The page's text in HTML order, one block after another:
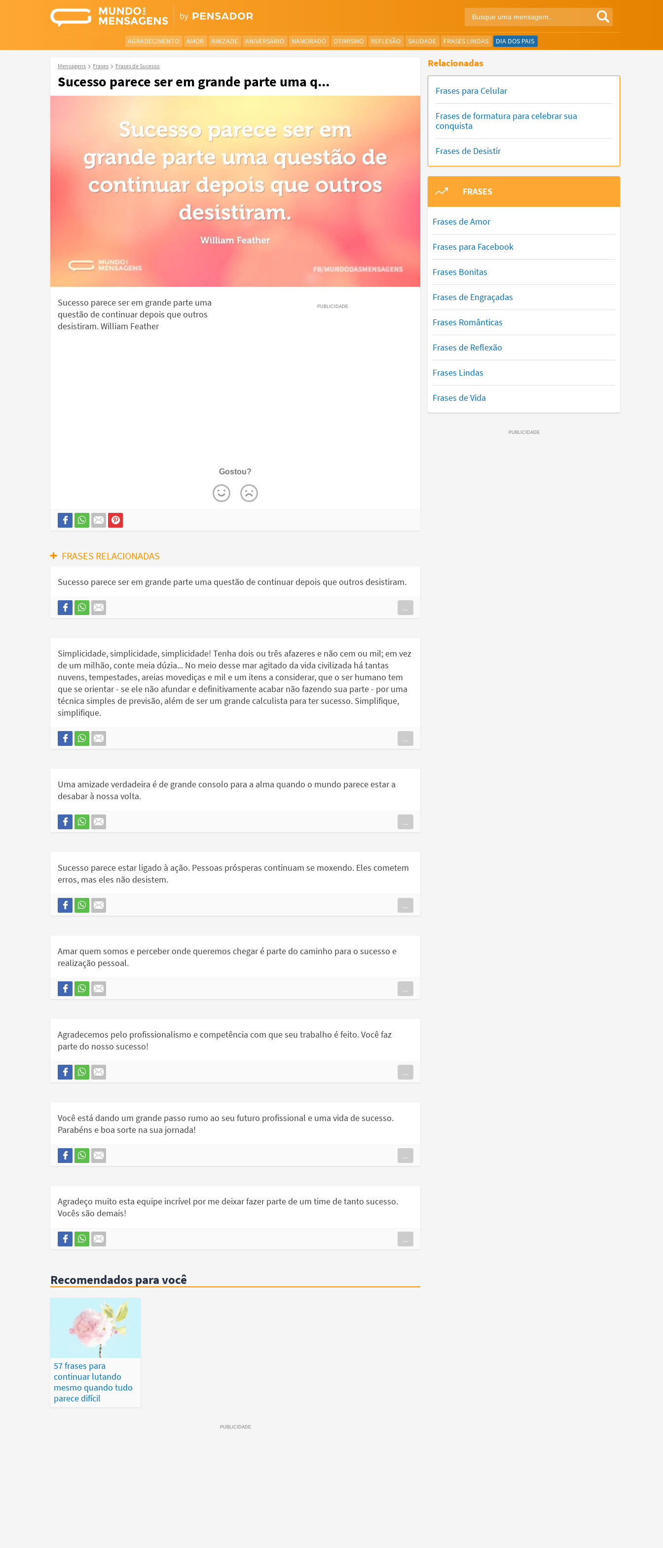
AGRADECIMENTO AMOR AMIZADE ANIVERSÁRIO NAMORADO OTIMISMO REFLEXÃO SAUDADE FRASES LINDAS DIA DOS PAIS
Mensagens Frases Frases de Sucesso
Sucesso parece ser em grande parte uma q...
Sucesso parece ser em grande parte uma
questão de continuar depois que outros
desistiram. William Feather
Gostou?
FRASES RELACIONADAS
Sucesso parece ser em grande parte uma questão de continuar depois que outros desistiram.
...
Simplicidade, simplicidade, simplicidade! Tenha dois ou três afazeres e não cem ou mil; em vez
de um milhão, conte meia dúzia... No meio desse mar agitado da vida civilizada há tantas
nuvens, tempestades, areias movediças e mil e um itens a considerar, que o ser humano tem
que se orientar - se ele não afundar e definitivamente acabar não fazendo sua parte - por uma
técnica simples de previsão, além de ser um grande calculista para ter sucesso. Simplifique,
simplifique.
...
Uma amizade verdadeira é de grande consolo para a alma quando o mundo parece estar a
desabar à nossa volta.
...
Sucesso parece estar ligado à ação. Pessoas prósperas continuam se moxendo. Eles cometem
erros, mas eles não desistem.
...
Amar quem somos e perceber onde queremos chegar é parte do caminho para o sucesso e
realização pessoal.
...
Agradecemos pelo profissionalismo e competência com que seu trabalho é feito. Você faz
parte do nosso sucesso!
...
Você está dando um grande passo rumo ao seu futuro profissional e uma vida de sucesso.
Parabéns e boa sorte na sua jornada!
...
Agradeço muito esta equipe incrível por me deixar fazer parte de um time de tanto sucesso.
Vocês são demais!
...
Recomendados para você
57 frases para
continuar lutando
mesmo quando tudo
parece difícil
Relacionadas
Frases para Celular
Frases de formatura para celebrar sua
conquista
Frases de Desistir
FRASES
Frases de Amor
Frases para Facebook
Frases Bonitas
Frases de Engraçadas
Frases Românticas
Frases de Reflexão
Frases Lindas
Frases de Vida